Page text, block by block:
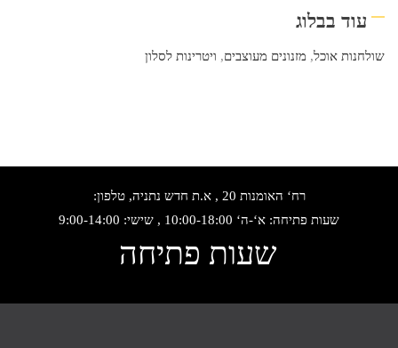
עוד בבלוג
שולחנות אוכל, מזנונים מעוצבים, ויטרינות לסלון
רח‘ האומנות 20 , א.ת חדש נתניה, טלפון:
שעות פתיחה: א‘-ה‘ 10:00-18:00 , שישי: 9:00-14:00
שעות פתיחה